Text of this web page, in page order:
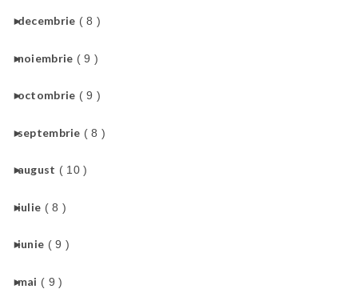
►
decembrie ( 8 )
►
noiembrie ( 9 )
►
octombrie ( 9 )
►
septembrie ( 8 )
►
august ( 10 )
►
iulie ( 8 )
►
iunie ( 9 )
►
mai ( 9 )